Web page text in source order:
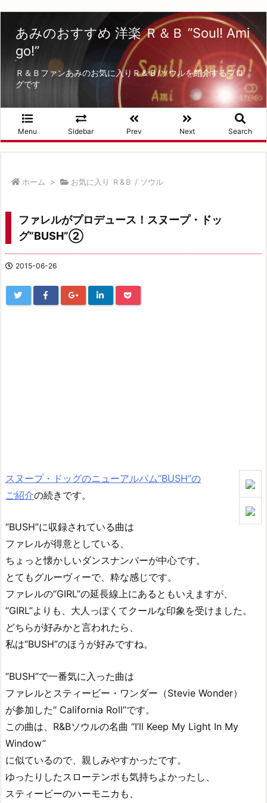
あみのおすすめ 洋楽 Ｒ＆Ｂ ”Soul! Ami
go!”
Ｒ＆Ｂファンあみのお気に入りＲ＆Ｂ/ソウルを紹介するブロ
グです
Menu Sidebar Prev Next Search
ホーム > お気に入り Ｒ&Ｂ / ソウル
ファレルがプロデュース！スヌープ・ドッ
グ“BUSH”②
2015-06-26
スヌープ・ドッグのニューアルバム“BUSH”の
ご紹介の続きです。
“BUSH”に収録されている曲は
ファレルが得意としている、
ちょっと懐かしいダンスナンバーが中心です。
とてもグルーヴィーで、粋な感じです。
ファレルの“GIRL”の延長線上にあるともいえますが、
“GIRL”よりも、大人っぽくてクールな印象を受けました。
どちらが好みかと言われたら、
私は“BUSH”のほうが好みですね。
“BUSH”で一番気に入った曲は
ファレルとスティービー・ワンダー（Stevie Wonder）
が参加した“ California Roll”です。
この曲は、R&Bソウルの名曲 “I’ll Keep My Light In My
Window”
に似ているので、親しみやすかったです。
ゆったりしたスローテンポも気持ちよかったし、
スティービーのハーモニカも、